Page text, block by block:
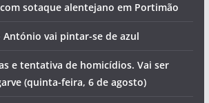
sotaque alentejano em Portimão
António vai pintar-se de azul
e tentativa de homicídios. Vai ser
(quinta-feira, 6 de agosto)